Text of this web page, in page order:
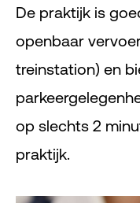
De praktijk is
openbaar
treinstation) en
op slechts 2
praktijk.